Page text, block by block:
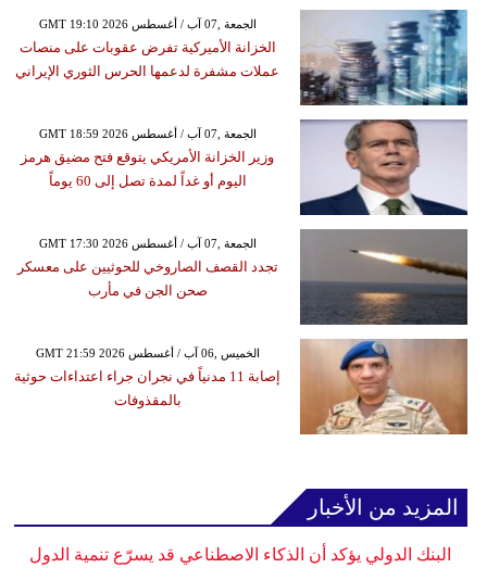
GMT 19:10 2026 الجمعة ,07 آب / أغسطس
الخزانة الأميركية تفرض عقوبات على منصات
عملات مشفرة لدعمها الحرس الثوري الإيراني
GMT 18:59 2026 الجمعة ,07 آب / أغسطس
وزير الخزانة الأمريكي يتوقع فتح مضيق هرمز
اليوم أو غداً لمدة تصل إلى 60 يوماً
GMT 17:30 2026 الجمعة ,07 آب / أغسطس
تجدد القصف الصاروخي للحوثيين على معسكر
صحن الجن في مأرب
GMT 21:59 2026 الخميس ,06 آب / أغسطس
إصابة 11 مدنياً في نجران جراء اعتداءات حوثية
بالمقذوفات
المزيد من الأخبار
البنك الدولي يؤكد أن الذكاء الاصطناعي قد يسرّع تنمية الدول